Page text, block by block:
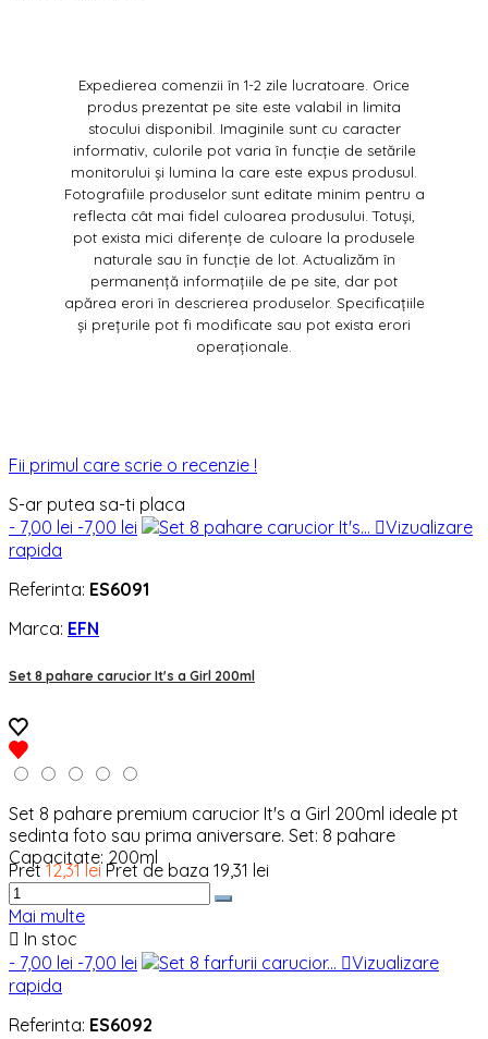
Expedierea comenzii în 1-2 zile lucratoare. Orice
produs prezentat pe site este valabil in limita
stocului disponibil. Imaginile sunt cu caracter
informativ, culorile pot varia în funcție de setările
monitorului și lumina la care este expus produsul.
Fotografiile produselor sunt editate minim pentru a
reflecta cât mai fidel culoarea produsului. Totuși,
pot exista mici diferențe de culoare la produsele
naturale sau în funcție de lot. Actualizăm în
permanență informațiile de pe site, dar pot
apărea erori în descrierea produselor. Specificațiile
și prețurile pot fi modificate sau pot exista erori
operaționale.
Fii primul care scrie o recenzie !
S-ar putea sa-ti placa
- 7,00 lei -7,00 lei Vizualizare
rapida
Referinta: ES6091
Marca: EFN
Set 8 pahare carucior It's a Girl 200ml
Set 8 pahare premium carucior It's a Girl 200ml ideale pt
sedinta foto sau prima aniversare. Set: 8 pahare
Capacitate: 200ml
Pret 12,31 lei Pret de baza 19,31 lei
Mai multe
 In stoc
- 7,00 lei -7,00 lei Vizualizare
rapida
Referinta: ES6092